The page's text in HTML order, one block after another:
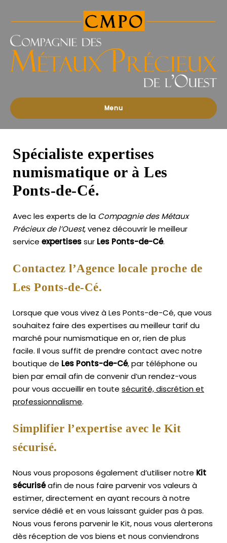
des
Précieux
l'Ouest
Menu
Spécialiste expertises
numismatique or à Les
Ponts-de-Cé.
Avec les experts de la Compagnie des Métaux
Précieux de l’Ouest, venez découvrir le meilleur
service expertisessur Les Ponts-de-Cé.
Contactez l’Agence locale proche de
Les Ponts-de-Cé.
Lorsque que vous vivez à Les Ponts-de-Cé, que vous
souhaitez faire des expertises au meilleur tarif du
marché pour numismatique en or, rien de plus
facile. Il vous suffit de prendre contact avec notre
boutique de Les Ponts-de-Cé, par téléphone ou
bien par email afin de convenir d’un rendez-vous
pour vous accueillir en toute sécurité, discrétion et
professionnalisme.
Simplifier l’expertise avec le Kit
sécurisé.
Nous vous proposons également d’utiliser notre Kit
sécuriséafin de nous faire parvenir vos valeurs à
estimer, directement en ayant recours à notre
service dédié et en vous laissant guider pas à pas.
Nous vous ferons parvenir le Kit, nous vous alerterons
dès réception de vos biens et nous conviendrons